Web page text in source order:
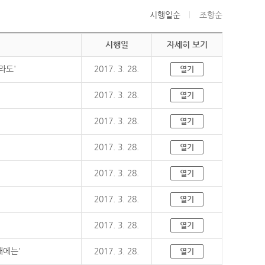
시행일순 조항순
시행일 자세히 보기
도' 2017. 3. 28. 열기
2017. 3. 28. 열기
2017. 3. 28. 열기
2017. 3. 28. 열기
2017. 3. 28. 열기
2017. 3. 28. 열기
2017. 3. 28. 열기
에는' 2017. 3. 28. 열기